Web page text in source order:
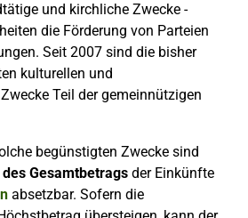
und kirchliche Zwecke -
die Förderung von Parteien
Seit 2007 sind die bisher
kulturellen und
Teil der gemeinnützigen
begünstigten Zwecke sind
Gesamtbetrags der Einkünfte
absetzbar. Sofern die